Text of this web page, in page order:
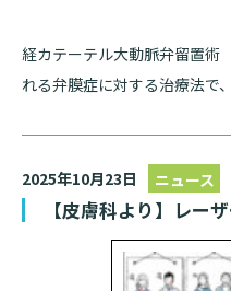
経カテーテル大動脈弁留置術
れる弁膜症に対する治療法で
2025年10月23日 ニュース
【皮膚科より】レー